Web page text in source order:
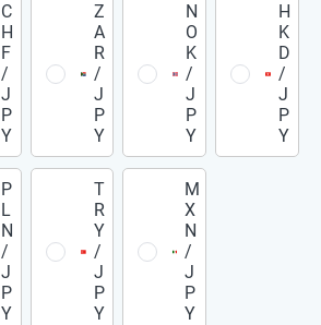
C
H
F
/
J
P
Y
Z
A
R
/
J
P
Y
N
O
K
/
J
P
Y
H
K
D
/
J
P
Y
P
L
N
/
J
P
Y
T
R
Y
/
J
P
Y
M
X
N
/
J
P
Y